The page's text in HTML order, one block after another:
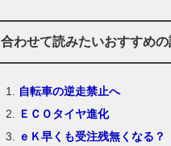
合わせて読みたいおすすめの
自転車の逆走禁止へ
ＥＣＯタイヤ進化
ｅＫ早くも受注残無くなる？